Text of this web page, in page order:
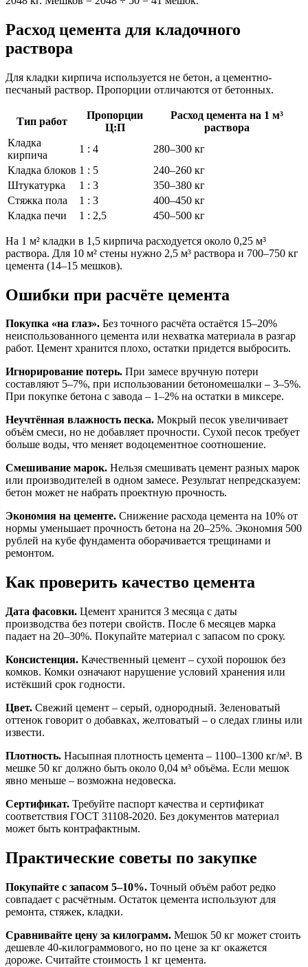
Расход цемента для кладочного
раствора
Для кладки кирпича используется не бетон, а цементно-
песчаный раствор. Пропорции отличаются от бетонных.
Тип работ
Пропорции
Ц:П
Расход цемента на 1 м³
раствора
Кладка
кирпича
1 : 4
280–300 кг
Кладка блоков 1 : 5
240–260 кг
Штукатурка
1 : 3
350–380 кг
Стяжка пола
1 : 3
400–450 кг
Кладка печи
1 : 2,5 450–500 кг
На 1 м² кладки в 1,5 кирпича расходуется около 0,25 м³
раствора. Для 10 м² стены нужно 2,5 м³ раствора и 700–750 кг
цемента (14–15 мешков).
Ошибки при расчёте цемента
Покупка «на глаз». Без точного расчёта остаётся 15–20%
неиспользованного цемента или нехватка материала в разгар
работ. Цемент хранится плохо, остатки придется выбросить.
Игнорирование потерь. При замесе вручную потери
составляют 5–7%, при использовании бетономешалки – 3–5%.
При покупке бетона с завода – 1–2% на остатки в миксере.
Неучтённая влажность песка. Мокрый песок увеличивает
объём смеси, но не добавляет прочности. Сухой песок требует
больше воды, что меняет водоцементное соотношение.
Смешивание марок. Нельзя смешивать цемент разных марок
или производителей в одном замесе. Результат непредсказуем:
бетон может не набрать проектную прочность.
Экономия на цементе. Снижение расхода цемента на 10% от
нормы уменьшает прочность бетона на 20–25%. Экономия 500
рублей на кубе фундамента оборачивается трещинами и
ремонтом.
Как проверить качество цемента
Дата фасовки. Цемент хранится 3 месяца с даты
производства без потери свойств. После 6 месяцев марка
падает на 20–30%. Покупайте материал с запасом по сроку.
Консистенция. Качественный цемент – сухой порошок без
комков. Комки означают нарушение условий хранения или
истёкший срок годности.
Цвет. Свежий цемент – серый, однородный. Зеленоватый
оттенок говорит о добавках, желтоватый – о следах глины или
извести.
Плотность. Насыпная плотность цемента – 1100–1300 кг/м³. В
мешке 50 кг должно быть около 0,04 м³ объёма. Если мешок
явно меньше – возможна недовеска.
Сертификат. Требуйте паспорт качества и сертификат
соответствия ГОСТ 31108-2020. Без документов материал
может быть контрафактным.
Практические советы по закупке
Покупайте с запасом 5–10%. Точный объём работ редко
совпадает с расчётным. Остаток цемента используют для
ремонта, стяжек, кладки.
Сравнивайте цену за килограмм. Мешок 50 кг может стоить
дешевле 40-килограммового, но по цене за кг окажется
дороже. Считайте стоимость 1 кг цемента.